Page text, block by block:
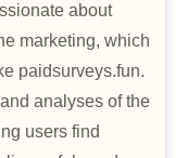
about
marketing, which
paidsurveys.fun.
analyses of the
users find